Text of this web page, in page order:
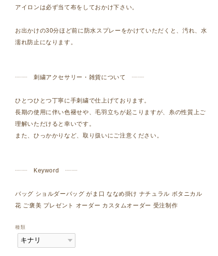
アイロンは必ず当て布をしておかけ下さい。
お出かけの30分ほど前に防水スプレーをかけていただくと、汚れ、水
濡れ防止になります。
┈┈ 刺繍アクセサリー・雑貨について ┈┈
ひとつひとつ丁寧に手刺繍で仕上げております。
長期の使用に伴い色褪せや、毛羽立ちが起こりますが、糸の性質上ご
理解いただけると幸いです。
また、ひっかかりなど、取り扱いにご注意ください。
┈┈ Keyword ┈┈
バッグ ショルダーバッグ がま口 ななめ掛け ナチュラル ボタニカル
花 ご褒美 プレゼント オーダー カスタムオーダー 受注制作
種類